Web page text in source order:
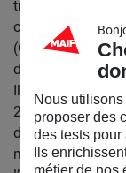
travail interroge le
origines, à
(Cutting Edge,
devenir (Binary
Il questionne
2006) et de
des pionniers de
manipulaient
Nous
proposer des
des tests pour
Ils
métier de nos